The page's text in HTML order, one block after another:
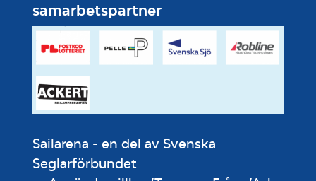
samarbetspartner
Sailarena - en del av Svenska
Seglarförbundet